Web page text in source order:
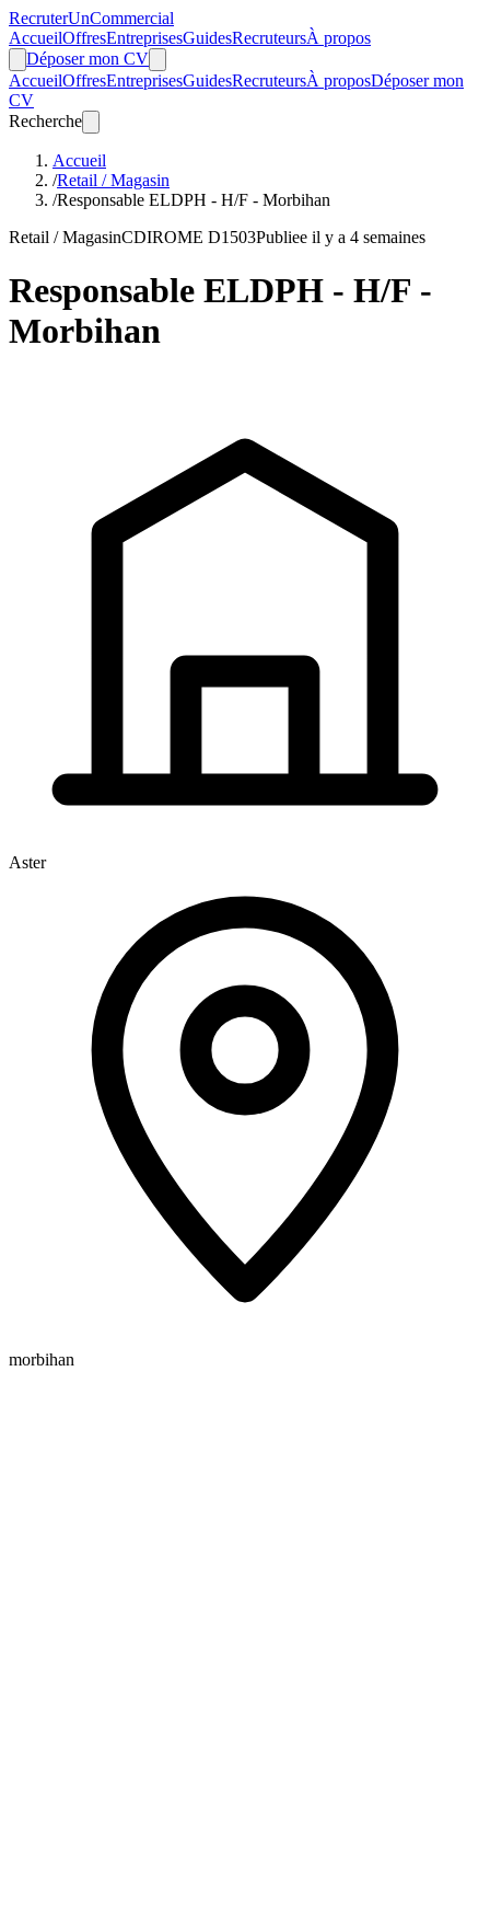
RecruterUnCommercial
AccueilOffresEntreprisesGuidesRecruteursÀ propos
Déposer mon CV
AccueilOffresEntreprisesGuidesRecruteursÀ proposDéposer mon
CV
Recherche
Accueil
/Retail / Magasin
/Responsable ELDPH - H/F - Morbihan
Retail / MagasinCDIROME D1503Publiee il y a 4 semaines
Responsable ELDPH - H/F -
Morbihan
Aster
morbihan